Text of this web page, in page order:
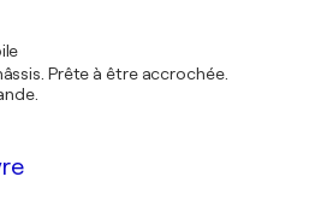
Prête à être accrochée.